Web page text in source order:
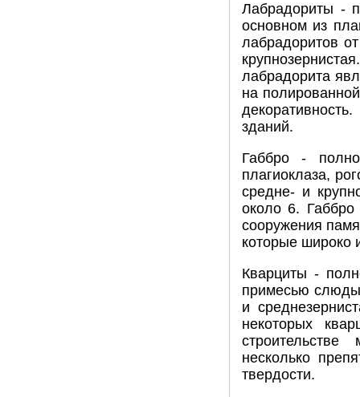
Лабрадориты -
основном из
лабрадоритов
лабрадорита
на
зданий.
Габбро -
плагиоклаза,
средне- и
около 6.
сооружения
которые широко
Кварциты -
примесью
и
некоторых
несколько
твердости.